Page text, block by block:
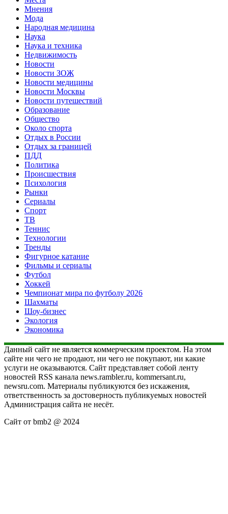
Мнения
Мода
Народная медицина
Наука
Наука и техника
Недвижимость
Новости
Новости ЗОЖ
Новости медицины
Новости Москвы
Новости путешествий
Образование
Общество
Около спорта
Отдых в России
Отдых за границей
ПДД
Политика
Происшествия
Психология
Рынки
Сериалы
Спорт
ТВ
Теннис
Технологии
Тренды
Фигурное катание
Фильмы и сериалы
Футбол
Хоккей
Чемпионат мира по футболу 2026
Шахматы
Шоу-бизнес
Экология
Экономика
Данный сайт не является коммерческим проектом. На этом
сайте ни чего не продают, ни чего не покупают, ни какие
услуги не оказываются. Сайт представляет собой ленту
новостей RSS канала news.rambler.ru, kommersant.ru,
newsru.com. Материалы публикуются без искажения,
ответственность за достоверность публикуемых новостей
Администрация сайта не несёт.
Сайт от bmb2 @ 2024